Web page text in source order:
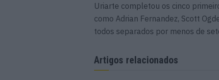
Uriarte completou os cinco
como Adrian Fernandez, Scott
todos separados por menos de
Artigos relacionados